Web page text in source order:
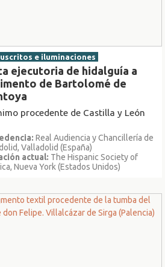
e iluminaciones
ejecutoria de hidalguía a
de Bartolomé de
procedente de Castilla y León
Real Audiencia y Chancillería de
Valladolid (España)
actual: The Hispanic Society of
Nueva York (Estados Unidos)